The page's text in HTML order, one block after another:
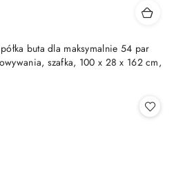
buta dla maksymalnie 54 par
szafka, 100 x 28 x 162 cm,